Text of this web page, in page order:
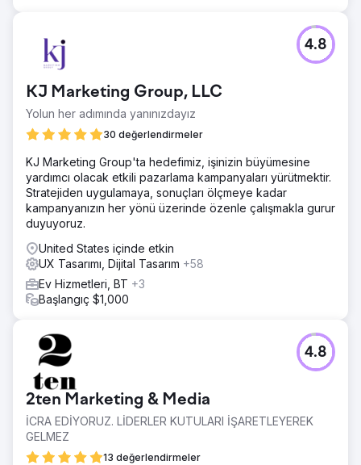
KJ Marketing Group, LLC
Yolun her adımında yanınızdayız
30 değerlendirmeler
4.8
KJ Marketing Group'ta hedefimiz, işinizin büyümesine
yardımcı olacak etkili pazarlama kampanyaları yürütmektir.
Stratejiden uygulamaya, sonuçları ölçmeye kadar
kampanyanızın her yönü üzerinde özenle çalışmakla gurur
duyuyoruz.
United States içinde etkin
UX Tasarımı, Dijital Tasarım +58
Ev Hizmetleri, BT +3
Başlangıç $1,000
2ten Marketing & Media
İCRA EDİYORUZ. LİDERLER KUTULARI İŞARETLEYEREK
GELMEZ
13 değerlendirmeler
4.8